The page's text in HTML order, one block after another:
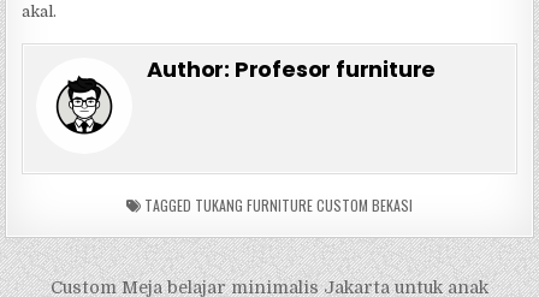
akal.
Author: Profesor furniture
TAGGED TUKANG FURNITURE CUSTOM BEKASI
Custom Meja belajar minimalis Jakarta untuk anak